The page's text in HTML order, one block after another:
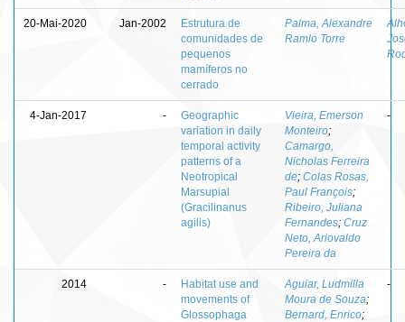
20-Mai-2020 Jan-2002
Estrutura de
comunidades de
pequenos
mamíferos no
cerrado
Palma, Alexandre
Ramlo Torre
4-Jan-2017 -
Geographic
variation in daily
temporal activity
patterns of a
Neotropical
Marsupial
(Gracilinanus
agilis)
Vieira, Emerson
Monteiro;
Camargo,
Nicholas Ferreira
de; Colas Rosas,
Paul François;
Ribeiro, Juliana
Fernandes; Cruz
Neto, Ariovaldo
Pereira da
-
2014 -
Habitat use and
movements of
Glossophaga
Aguiar, Ludmilla
Moura de Souza;
Bernard, Enrico;
-